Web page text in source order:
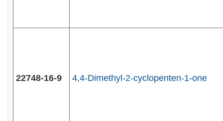
22748-16-9 4,4-Dimethyl-2-cyclopenten-1-one